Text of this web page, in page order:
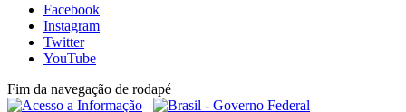
Facebook
Instagram
Twitter
YouTube
Fim da navegação de rodapé